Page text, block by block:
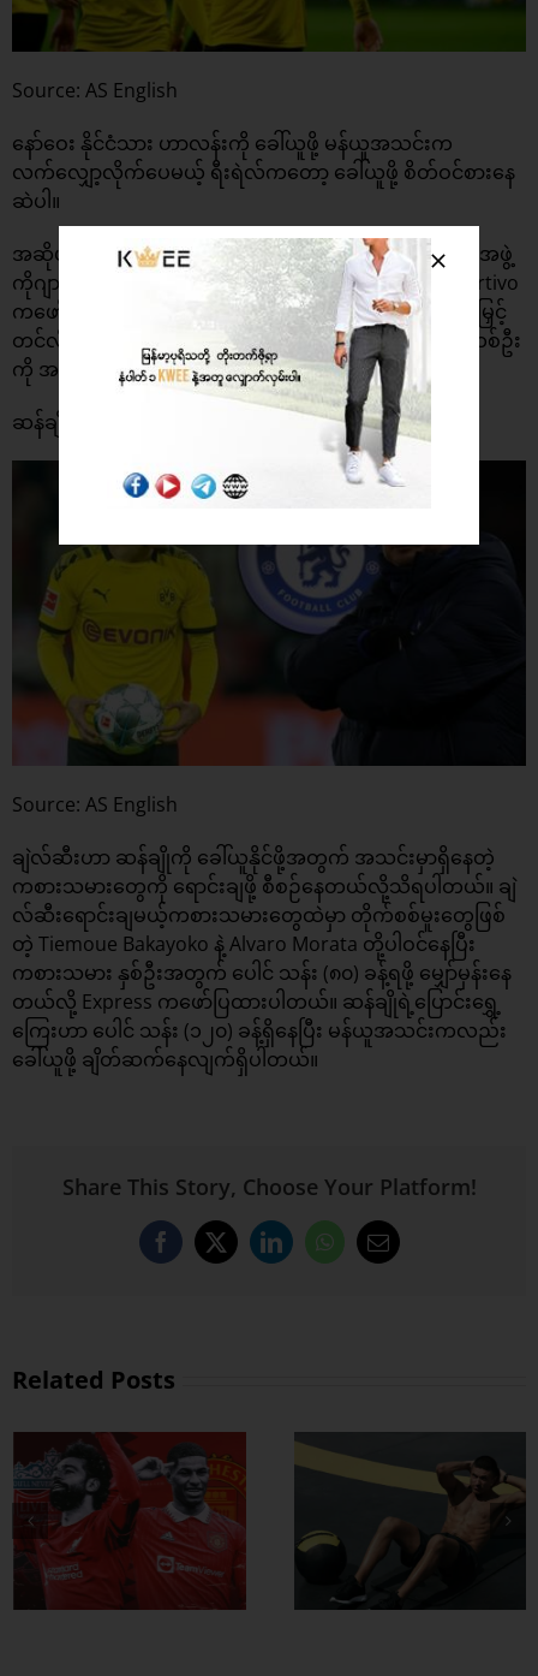
Source: AS English
နော်ဝေး နိုင်ငံသား ဟာလန်းကို ခေါ်ယူဖို့ မန်ယူအသင်းက
လက်လျှော့လိုက်ပေမယ့် ရီးရဲလ်ကတော့ ခေါ်ယူဖို့ စိတ်ဝင်စားနေ
ဆဲပါ။
အဆိုပါကစားသမားကို စောင့်ကြည့်ဖို့အတွက် ကင်းထောက်အဖွဲ့
ကိုဂျာမန်မြေသို့ စေလွှတ်သွားမယ်လို့လည်း Mundo Deportivo
ကဖော်ပြထားပါတယ်။ ရီးရဲလ်အသင်းဟာ တိုက်စစ်ပိုင်းကို မြှင့်
တင်လိုနေတာကြောင့် ဂိုးများများသွင်းနိုင်မယ့် တိုက်စစ်မူးတစ်ဦး
ကို အရခေါ်ယူနိူင်ဖို့ ကြိုးစားနေပါတယ်။
ဆန်ချိုကို ခေါ်ယူဖို့ ကစားသမားတွေရောင်းချမယ့် ချဲလ်ဆီး
Source: AS English
ချဲလ်ဆီးဟာ ဆန်ချိုကို ခေါ်ယူနိုင်ဖို့အတွက် အသင်းမှာရှိနေတဲ့
ကစားသမားတွေကို ရောင်းချဖို့ စီစဉ်နေတယ်လို့သိရပါတယ်။ ချဲ
လ်ဆီးရောင်းချမယ့်ကစားသမားတွေထဲမှာ တိုက်စစ်မူးတွေဖြစ်
တဲ့ Tiemoue Bakayoko နဲ့ Alvaro Morata တို့ပါဝင်နေပြီး
ကစားသမား နှစ်ဦးအတွက် ပေါင် သန်း (၈၀) ခန့်ရဖို့ မျှော်မှန်းနေ
တယ်လို့ Express ကဖော်ပြထားပါတယ်။ ဆန်ချိုရဲ့ပြောင်းရွှေ့
ကြေးဟာ ပေါင် သန်း (၁၂၀) ခန့်ရှိနေပြီး မန်ယူအသင်းကလည်း
ခေါ်ယူဖို့ ချိတ်ဆက်နေလျက်ရှိပါတယ်။
Share This Story, Choose Your Platform!
Facebook
X LinkedInWhatsApp
Email
Related Posts
ထိထိရောက်ရောက်
ဗိုက်ခေါက် အဆီ
တွေ ချဖို့